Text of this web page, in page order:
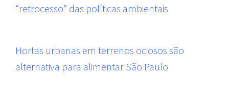
“retrocesso” das políticas ambientais
Hortas urbanas em terrenos ociosos são
alternativa para alimentar São Paulo